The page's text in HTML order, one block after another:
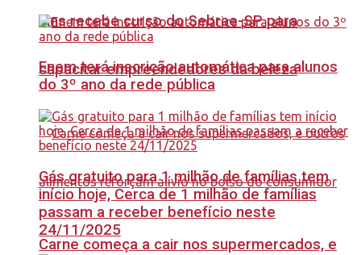
Lins recebe curso do Sebrae-SP para
capacitar empreendedores da beleza
Carne começa a cair nos supermercados, e
Enem terá inscrição automática para alunos
do 3º ano da rede pública
Gás gratuito para 1 milhão de famílias tem
início hoje, Cerca de 1 milhão de famílias
passam a receber benefício neste
24/11/2025